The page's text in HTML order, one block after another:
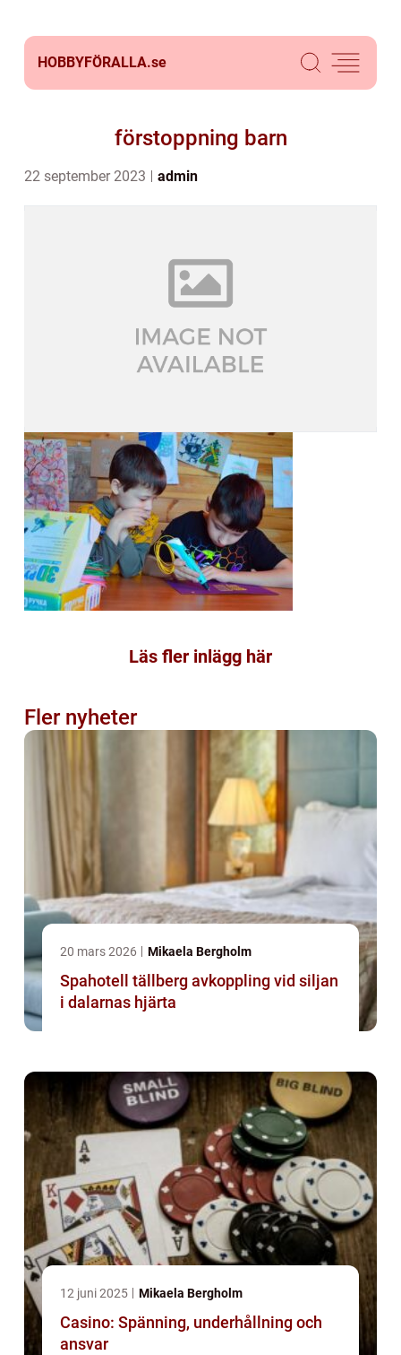
HOBBYFÖRALLA.se
förstoppning barn
22 september 2023 admin
Läs fler inlägg här
Fler nyheter
20 mars 2026 Mikaela Bergholm
Spahotell tällberg avkoppling vid siljan
i dalarnas hjärta
12 juni 2025 Mikaela Bergholm
Casino: Spänning, underhållning och
ansvar